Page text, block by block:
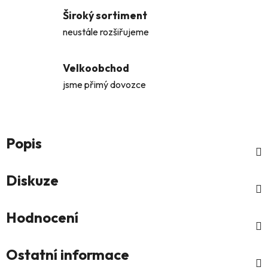
Široký sortiment
neustále rozšiřujeme
Velkoobchod
jsme přimý dovozce
Popis
Diskuze
Hodnocení
Ostatní informace